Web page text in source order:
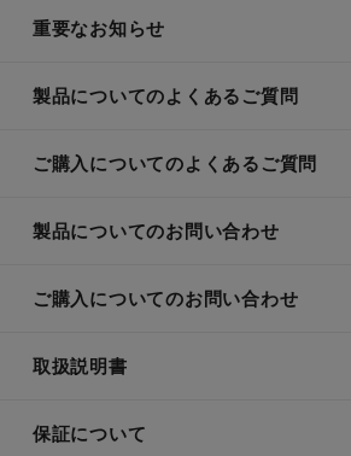
重要なお知らせ
製品についてのよくあるご質問
ご購入についてのよくあるご質問
製品についてのお問い合わせ
ご購入についてのお問い合わせ
取扱説明書
保証について